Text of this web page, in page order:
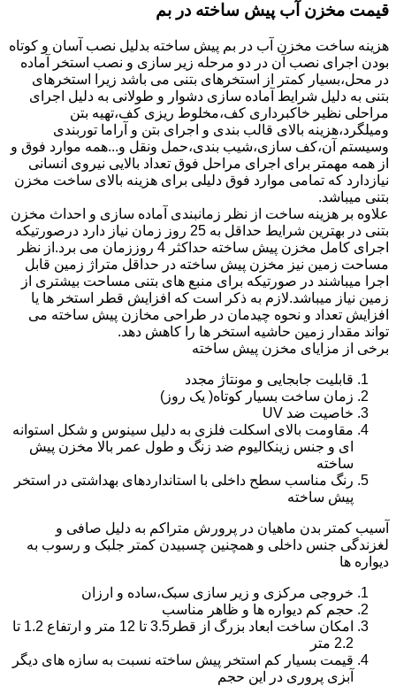
قیمت مخزن آب پیش ساخته در بم
هزینه ساخت مخزن آب در بم پیش ساخته بدلیل نصب آسان و کوتاه
بودن اجرای نصب آن در دو مرحله زیر سازی و نصب استخر آماده
در محل،بسیار کمتر از استخرهای بتنی می باشد زیرا استخرهای
بتنی به دلیل شرایط آماده سازی دشوار و طولانی به دلیل اجرای
مراحلی نظیر خاکبرداری کف،مخلوط ریزی کف،تهیه بتن
ومیلگرد،هزینه بالای قالب بندی و اجرای بتن و آراما توربندی
وسیستم آن،کف سازی،شیب بندی،حمل ونقل و...همه موارد فوق و
از همه مهمتر برای اجرای مراحل فوق تعداد بالایی نیروی انسانی
نیازدارد که تمامی موارد فوق دلیلی برای هزینه بالای ساخت مخزن
بتنی میباشد.
علاوه بر هزینه ساخت از نظر زمانبندی آماده سازی و احداث مخزن
بتنی در بهترین شرایط حداقل به 25 روز زمان نیاز دارد درصورتیکه
اجرای کامل مخزن پیش ساخته حداکثر 4 روززمان می برد.از نظر
مساحت زمین نیز مخزن پیش ساخته در حداقل متراژ زمین قابل
اجرا میباشند در صورتیکه برای منبع های بتنی مساحت بیشتری از
زمین نیاز میباشد.لازم به ذکر است که افزایش قطر استخر ها یا
افزایش تعداد و نحوه چیدمان در طراحی مخازن پیش ساخته می
تواند مقدار زمین حاشیه استخر ها را کاهش دهد.
برخی از مزایای مخزن پیش ساخته
قابلیت جابجایی و مونتاژ مجدد
زمان ساخت بسیار کوتاه( یک روز)
خاصیت ضد UV
مقاومت بالای اسکلت فلزی به دلیل سینوس و شکل استوانه
ای و جنس زینکالیوم ضد زنگ و طول عمر بالا مخزن پیش
ساخته
رنگ مناسب سطح داخلی با استانداردهای بهداشتی در استخر
پیش ساخته
آسیب کمتر بدن ماهیان در پرورش متراکم به دلیل صافی و
لغزندگی جنس داخلی و همچنین چسبیدن کمتر جلبک و رسوب به
دیواره ها
خروجی مرکزی و زیر سازی سبک،ساده و ارزان
حجم کم دیواره ها و ظاهر مناسب
امکان ساخت ابعاد بزرگ از قطر3.5 تا 12 متر و ارتفاع 1.2 تا
2.2 متر
قیمت بسیار کم استخر پیش ساخته نسبت به سازه های دیگر
آبزی پروری در این حجم